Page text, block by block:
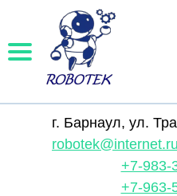
г. Барнаул, ул.
robotek@internet.ru
+7-983-
+7-963-